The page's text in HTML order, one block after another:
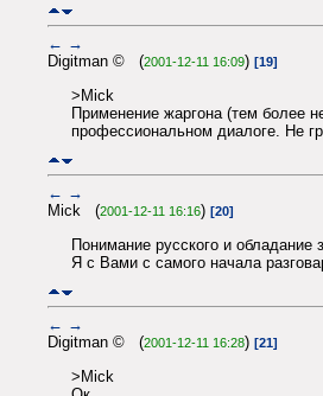
← →
Digitman © (2001-12-11 16:09) [19]
>Mick
Применение жаргона (тем более
профессиональном диалоге. Не
← →
Mick (2001-12-11 16:16) [20]
Понимание русского и
Я с Вами с самого начала
← →
Digitman © (2001-12-11 16:28) [21]
>Mick